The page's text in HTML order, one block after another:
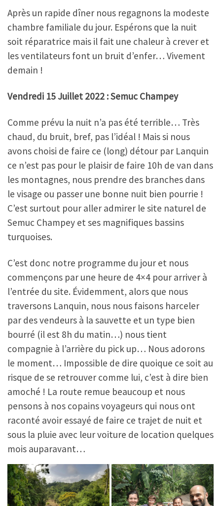
Après un rapide dîner nous regagnons la modeste
chambre familiale du jour. Espérons que la nuit
soit réparatrice mais il fait une chaleur à crever et
les ventilateurs font un bruit d’enfer… Vivement
demain !
Vendredi 15 Juillet 2022 : Semuc Champey
Comme prévu la nuit n’a pas été terrible… Très
chaud, du bruit, bref, pas l’idéal ! Mais si nous
avons choisi de faire ce (long) détour par Lanquin
ce n’est pas pour le plaisir de faire 10h de van dans
les montagnes, nous prendre des branches dans
le visage ou passer une bonne nuit bien pourrie !
C’est surtout pour aller admirer le site naturel de
Semuc Champey et ses magnifiques bassins
turquoises.
C’est donc notre programme du jour et nous
commençons par une heure de 4×4 pour arriver à
l’entrée du site. Évidemment, alors que nous
traversons Lanquin, nous nous faisons harceler
par des vendeurs à la sauvette et un type bien
bourré (il est 8h du matin…) nous tient
compagnie à l’arrière du pick up… Nous adorons
le moment… Impossible de dire quoique ce soit au
risque de se retrouver comme lui, c’est à dire bien
amoché ! La route remue beaucoup et nous
pensons à nos copains voyageurs qui nous ont
raconté avoir essayé de faire ce trajet de nuit et
sous la pluie avec leur voiture de location quelques
mois auparavant…